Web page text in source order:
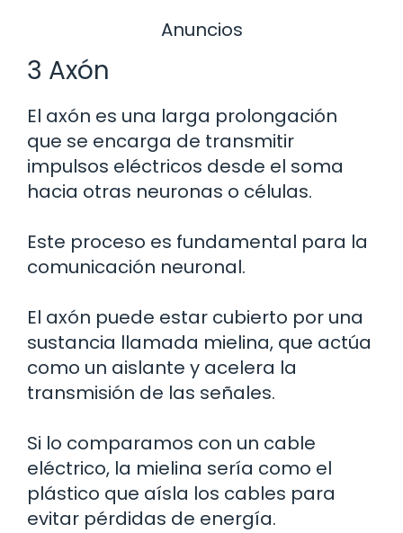
Anuncios
3 Axón
El axón es una larga prolongación
que se encarga de transmitir
impulsos eléctricos desde el soma
hacia otras neuronas o células.
Este proceso es fundamental para la
comunicación neuronal.
El axón puede estar cubierto por una
sustancia llamada mielina, que actúa
como un aislante y acelera la
transmisión de las señales.
Si lo comparamos con un cable
eléctrico, la mielina sería como el
plástico que aísla los cables para
evitar pérdidas de energía.